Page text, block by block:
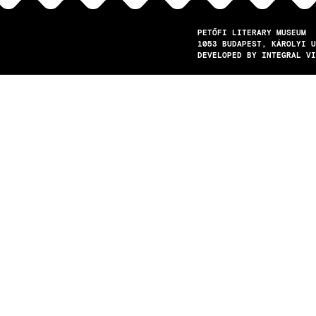
PETŐFI LITERARY MUSEUM
1053
BUDAPEST
KÁROLYI
DEVELOPED BY INTEGRAL